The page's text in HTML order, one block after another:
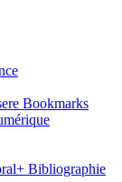
Bookmarks
Bibliographie